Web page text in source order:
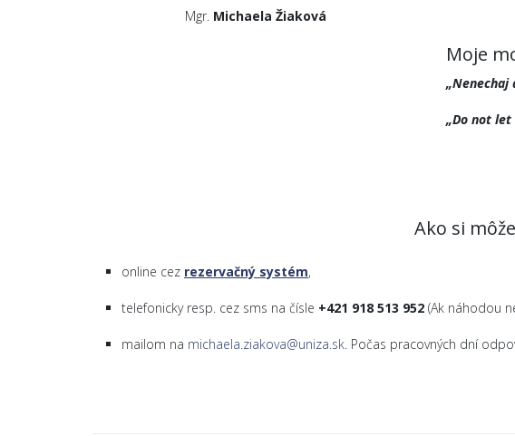
Mgr. Michaela Žiaková
Moje
„Nenechaj
„Do not
Ako si
online cez rezervačný systém,
telefonicky resp. cez sms na čísle +421 918 513 952 (Ak náhodou
mailom na michaela.ziakova@uniza.sk. Počas pracovných dní